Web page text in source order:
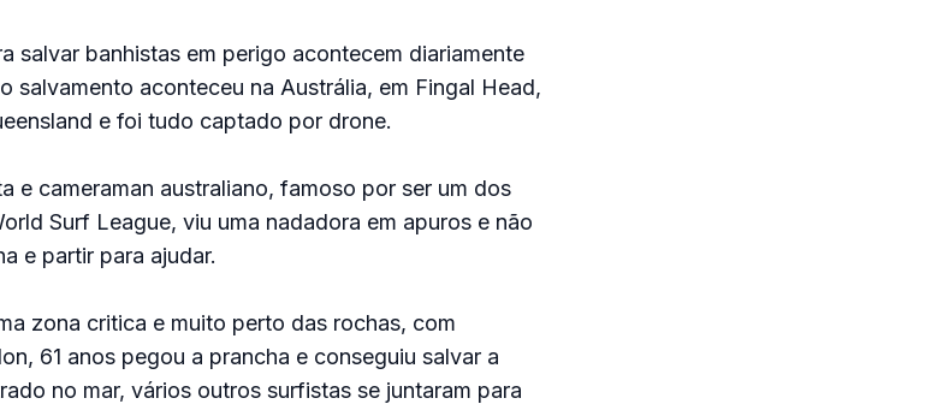
salvar banhistas em perigo acontecem diariamente
salvamento aconteceu na Austrália, em Fingal Head,
e foi tudo captado por drone.
e cameraman australiano, famoso por ser um dos
Surf League, viu uma nadadora em apuros e não
e partir para ajudar.
zona critica e muito perto das rochas, com
61 anos pegou a prancha e conseguiu salvar a
no mar, vários outros surfistas se juntaram para